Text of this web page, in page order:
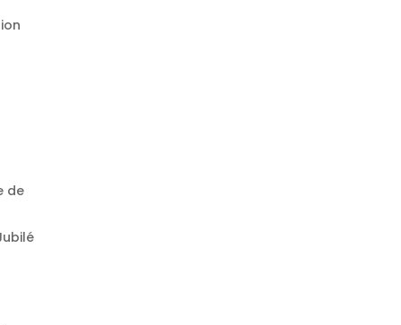
de